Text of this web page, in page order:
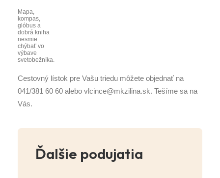
Mapa,
kompas,
glóbus a
dobrá kniha
nesmie
chýbať vo
výbave
svetobežníka.
Cestovný lístok pre Vašu triedu môžete objednať na
041/381 60 60 alebo vlcince@mkzilina.sk. Tešíme sa na
Vás.
Ďalšie podujatia